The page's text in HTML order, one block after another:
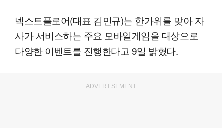
넥스트플로어(대표 김민규)는 한가위를 맞아 자
사가 서비스하는 주요 모바일게임을 대상으로
다양한 이벤트를 진행한다고 9일 밝혔다.
ADVERTISEMENT